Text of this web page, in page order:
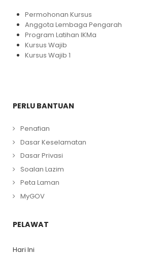
Permohonan Kursus
Anggota Lembaga Pengarah
Program Latihan IKMa
Kursus Wajib
Kursus Wajib 1
PERLU BANTUAN
Penafian
Dasar Keselamatan
Dasar Privasi
Soalan Lazim
Peta Laman
MyGOV
PELAWAT
Hari Ini